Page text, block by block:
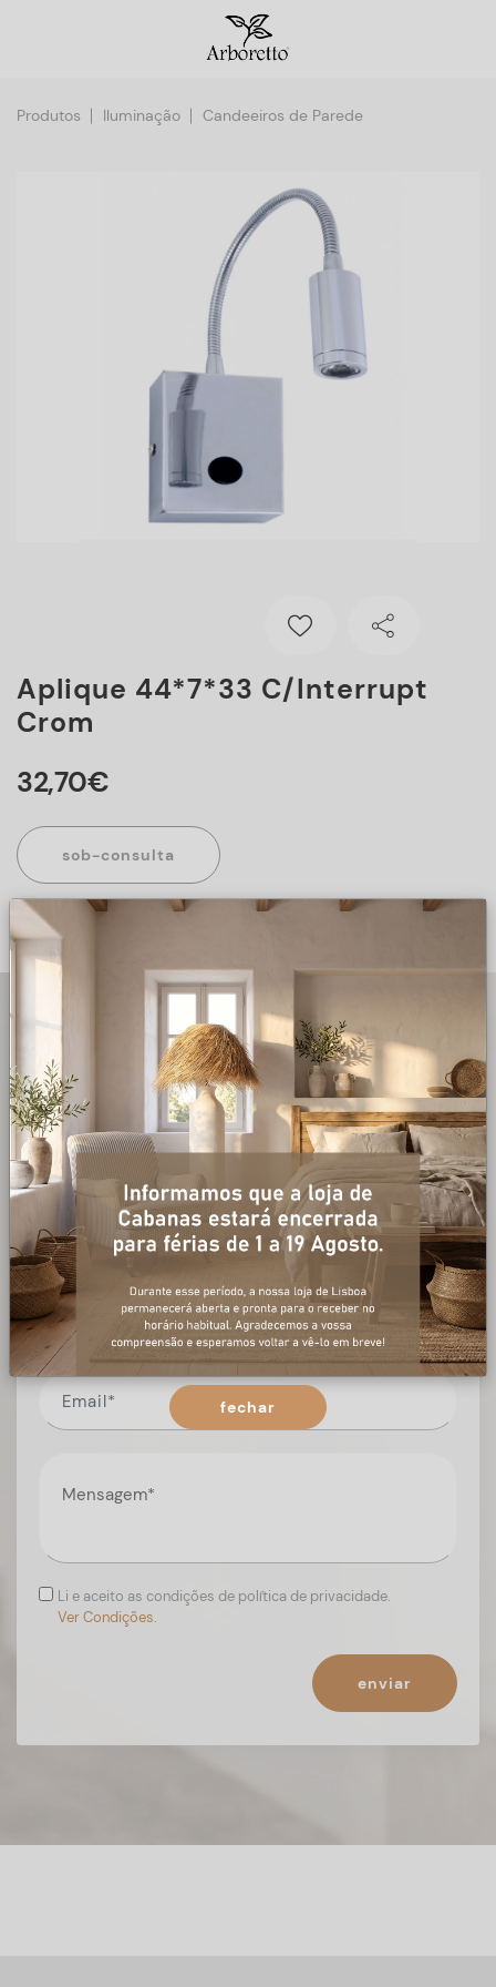
Produtos Iluminação Candeeiros de Parede
Aplique 44*7*33 C/interrupt
Crom
32,70€
sob-consulta
Este artigo encontra-se sob consulta, para mais informações
sobre o artigo, preencha o formulário abaixo.
+ informações
Preencha o formulário, e num curto espaço de tempo,
temos respostas para todas as suas questões.
Li e aceito as condições de política de privacidade.
Ver Condições.
enviar
fechar